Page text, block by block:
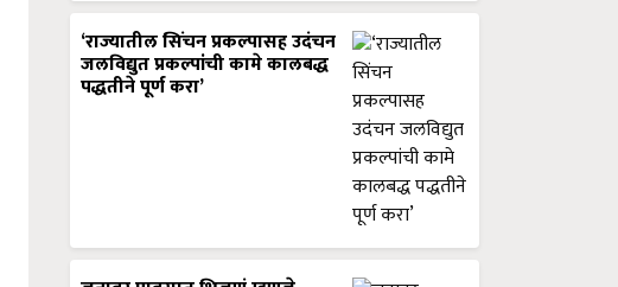
‘राज्यातील सिंचन प्रकल्पासह उदंचन
जलविद्युत प्रकल्पांची कामे कालबद्ध
पद्धतीने पूर्ण करा’